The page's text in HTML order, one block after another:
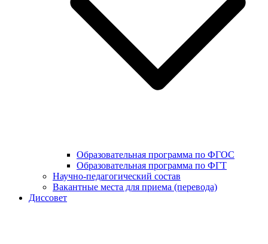
Образовательная программа по ФГОС
Образовательная программа по ФГТ
Научно-педагогический состав
Вакантные места для приема (перевода)
Диссовет